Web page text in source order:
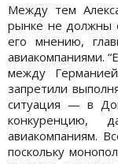
Между тем
рынке не должны
его мнению,
авиакомпаниями.
между
запретили
ситуация — в
конкуренцию,
авиакомпаниям.
поскольку